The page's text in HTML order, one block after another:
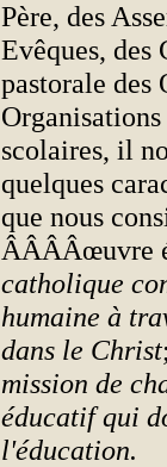
Père, des
Evêques, des
pastorale des
scolaires, il
quelques
que nous
ÂÂÂÂœuvre
catholique
humaine à
dans le Christ
mission de
éducatif qui
l'éducation.